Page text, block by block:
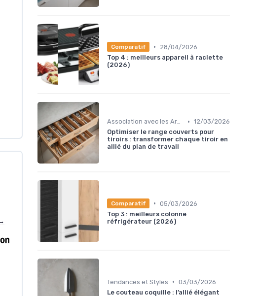
Comparatif •
28/04/2026
Top 4 : meilleurs appareil à raclette
(2026)
Association avec les Armoires de Cuisine • 12/03/2026
Optimiser le range couverts pour
tiroirs : transformer chaque tiroir en
allié du plan de travail
Comparatif • 05/03/2026
Top 3 : meilleurs colonne
réfrigérateur (2026)
Tendances et Styles • 03/03/2026
Le couteau coquille : l’allié élégant